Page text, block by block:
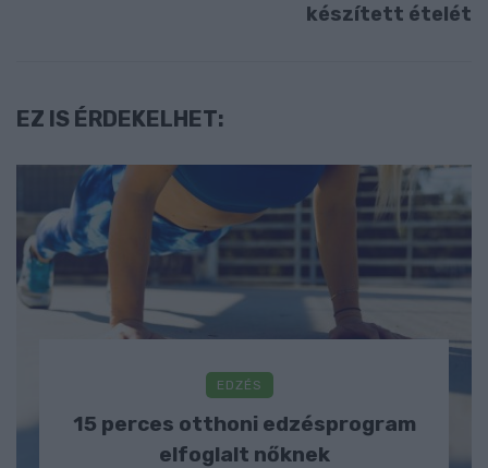
készített ételét
EZ IS ÉRDEKELHET:
EDZÉS
15 perces otthoni edzésprogram
elfoglalt nőknek